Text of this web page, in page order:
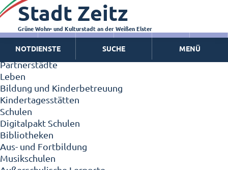
Zeitz - Die Kleinstadt
Willkommen in Zeitz!
Interview mit Oberbürgermeister Christian Thieme
Zeitz - Stadt der Zukunft
Ortschaften
Partnerstädte
Leben
Bildung und Kinderbetreuung
Kindertagesstätten
Schulen
Digitalpakt Schulen
Bibliotheken
Aus- und Fortbildung
Musikschulen
Stadt Zeitz
Grüne Wohn- und Kulturstadt an der Weißen Elster
NOTDIENSTE SUCHE MENÜ